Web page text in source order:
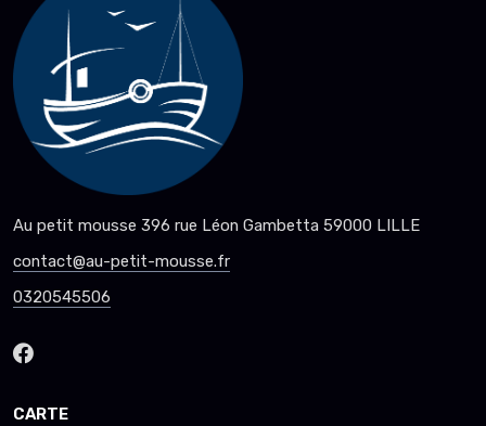
Au petit mousse 396 rue Léon Gambetta 59000 LILLE
contact@au-petit-mousse.fr
0320545506
CARTE